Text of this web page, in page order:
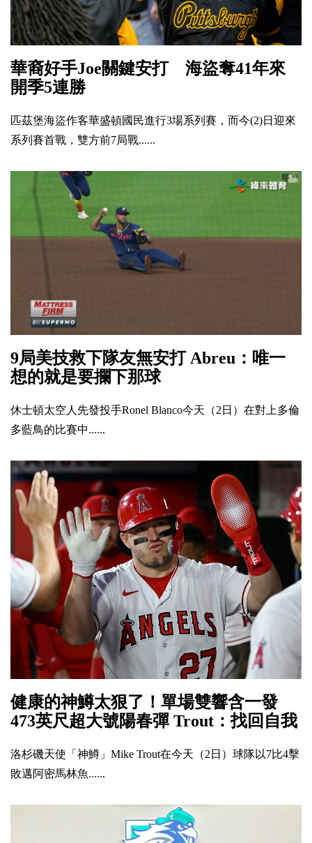
華裔好手Joe關鍵安打 海盜奪41年來
開季5連勝
匹茲堡海盜作客華盛頓國民進行3場系列賽，而今(2)日迎來
系列賽首戰，雙方前7局戰......
9局美技救下隊友無安打 Abreu：唯一
想的就是要攔下那球
休士頓太空人先發投手Ronel Blanco今天（2日）在對上多倫
多藍鳥的比賽中......
健康的神鱒太狠了！單場雙響含一發
473英尺超大號陽春彈 Trout：找回自我
洛杉磯天使「神鱒」Mike Trout在今天（2日）球隊以7比4擊
敗邁阿密馬林魚......